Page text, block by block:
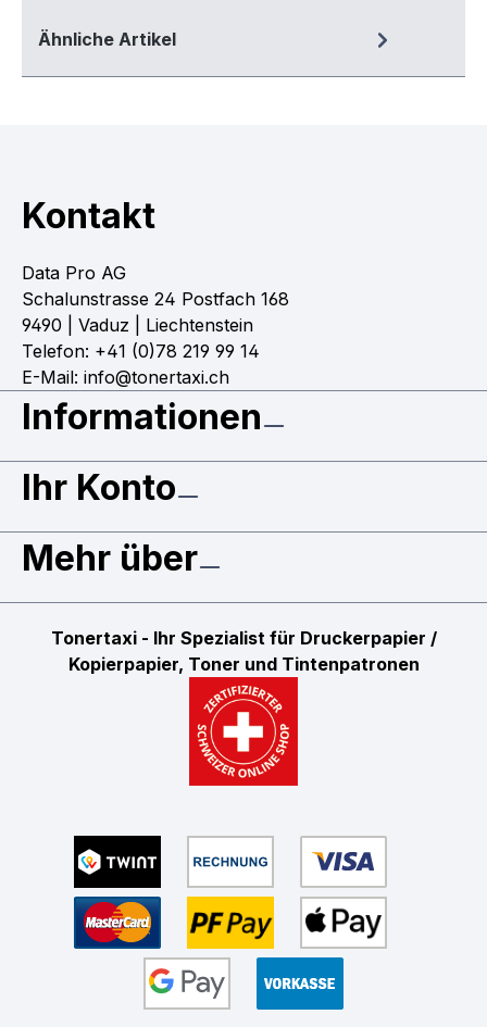
Ähnliche Artikel
Kontakt
Data Pro AG
Schalunstrasse 24 Postfach 168
9490 | Vaduz | Liechtenstein
Telefon: +41 (0)78 219 99 14
E-Mail: info@tonertaxi.ch
Informationen
Ihr Konto
Mehr über
Tonertaxi - Ihr Spezialist für Druckerpapier /
Kopierpapier, Toner und Tintenpatronen